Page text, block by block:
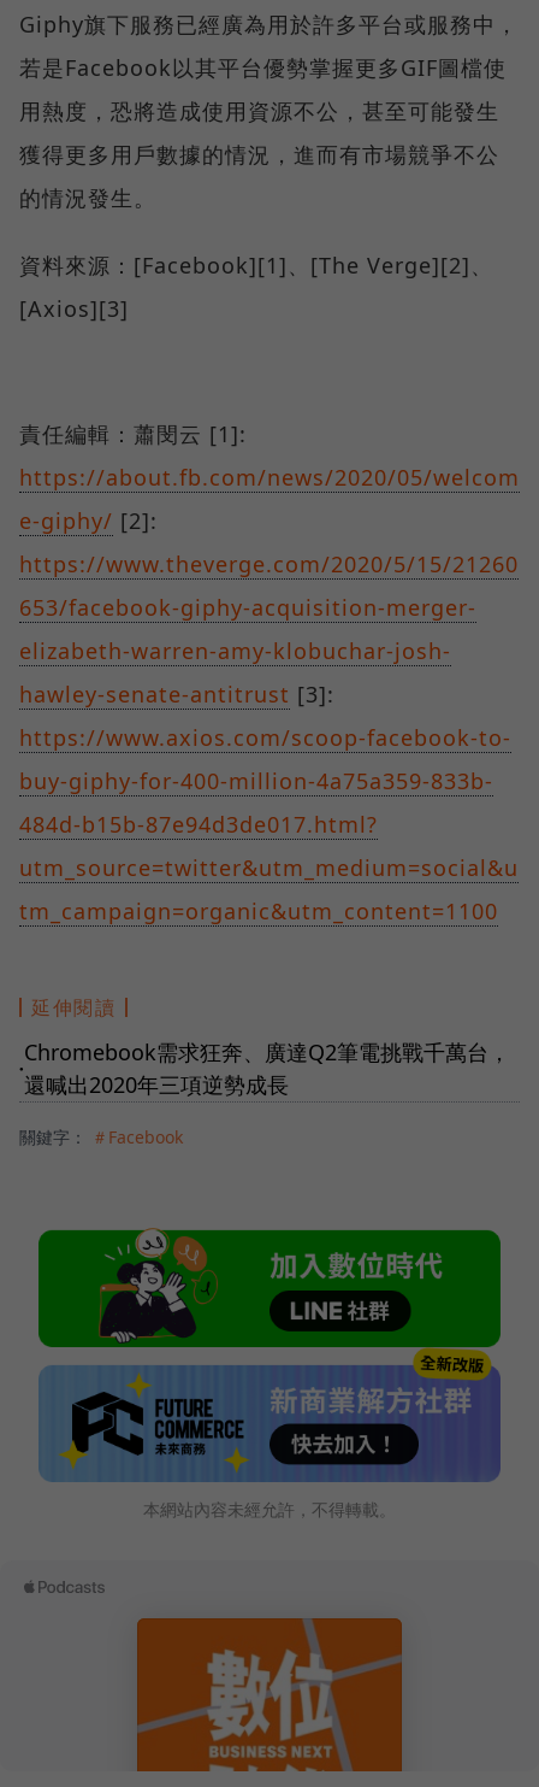
Giphy旗下服務已經廣為用於許多平台或服務中，
若是Facebook以其平台優勢掌握更多GIF圖檔使
用熱度，恐將造成使用資源不公，甚至可能發生
獲得更多用戶數據的情況，進而有市場競爭不公
的情況發生。
資料來源：[Facebook][1]、[The Verge][2]、
[Axios][3]
責任編輯：蕭閔云 [1]:
https://about.fb.com/news/2020/05/welcom
e-giphy/ [2]:
https://www.theverge.com/2020/5/15/21260
653/facebook-giphy-acquisition-merger-
elizabeth-warren-amy-klobuchar-josh-
hawley-senate-antitrust [3]:
https://www.axios.com/scoop-facebook-to-
buy-giphy-for-400-million-4a75a359-833b-
484d-b15b-87e94d3de017.html?
utm_source=twitter&utm_medium=social&u
tm_campaign=organic&utm_content=1100
延伸閱讀
●
Chromebook需求狂奔、廣達Q2筆電挑戰千萬台，
還喊出2020年三項逆勢成長
關鍵字： ＃Facebook
本網站內容未經允許，不得轉載。